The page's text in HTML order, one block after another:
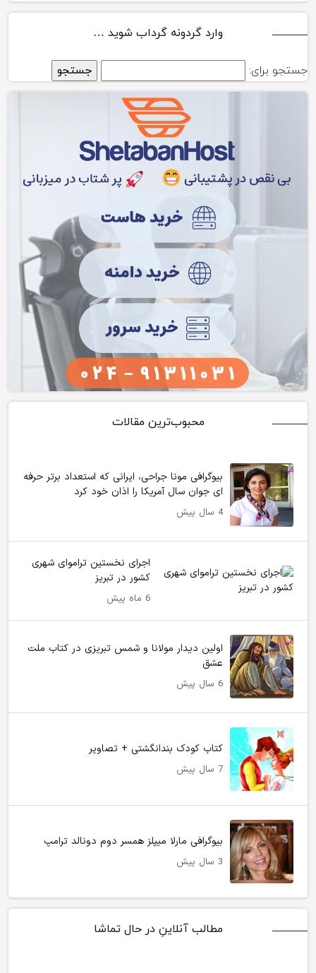
محبوب‌ترین مقالات
بیوگرافی مونا جراحی، ایرانی که استعداد برتر حرفه
ای جوان سال آمریکا را اذان خود کرد
4 سال پیش
اجرای نخستین تراموای شهری
کشور در تبریز
6 ماه پیش
اولین دیدار مولانا و شمس تبریزی در کتاب ملت
عشق
6 سال پیش
کتاب کودک بندانگشتی + تصاویر
7 سال پیش
بیوگرافی مارلا میپلز همسر دوم دونالد ترامپ
3 سال پیش
مطالب آنلاینِ در حال تماشا
وارد گردونه گرداب شوید …
جستجو برای: